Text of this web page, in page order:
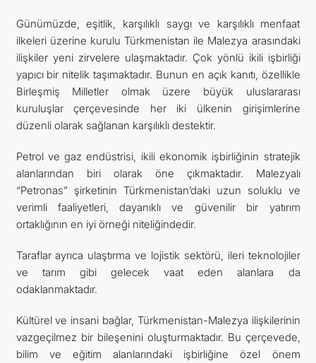
Günümüzde, eşitlik, karşılıklı saygı ve karşılıklı menfaat
ilkeleri üzerine kurulu Türkmenistan ile Malezya arasındaki
ilişkiler yeni zirvelere ulaşmaktadır. Çok yönlü ikili işbirliği
yapıcı bir nitelik taşımaktadır. Bunun en açık kanıtı, özellikle
Birleşmiş Milletler olmak üzere büyük uluslararası
kuruluşlar çerçevesinde her iki ülkenin girişimlerine
düzenli olarak sağlanan karşılıklı destektir.
Petrol ve gaz endüstrisi, ikili ekonomik işbirliğinin stratejik
alanlarından biri olarak öne çıkmaktadır. Malezyalı
“Petronas” şirketinin Türkmenistan’daki uzun soluklu ve
verimli faaliyetleri, dayanıklı ve güvenilir bir yatırım
ortaklığının en iyi örneği niteliğindedir.
Taraflar ayrıca ulaştırma ve lojistik sektörü, ileri teknolojiler
ve tarım gibi gelecek vaat eden alanlara da
odaklanmaktadır.
Kültürel ve insani bağlar, Türkmenistan-Malezya ilişkilerinin
vazgeçilmez bir bileşenini oluşturmaktadır. Bu çerçevede,
bilim ve eğitim alanlarındaki işbirliğine özel önem